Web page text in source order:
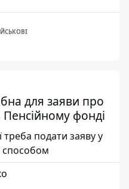
для заяви про
фонді
треба подати заяву у